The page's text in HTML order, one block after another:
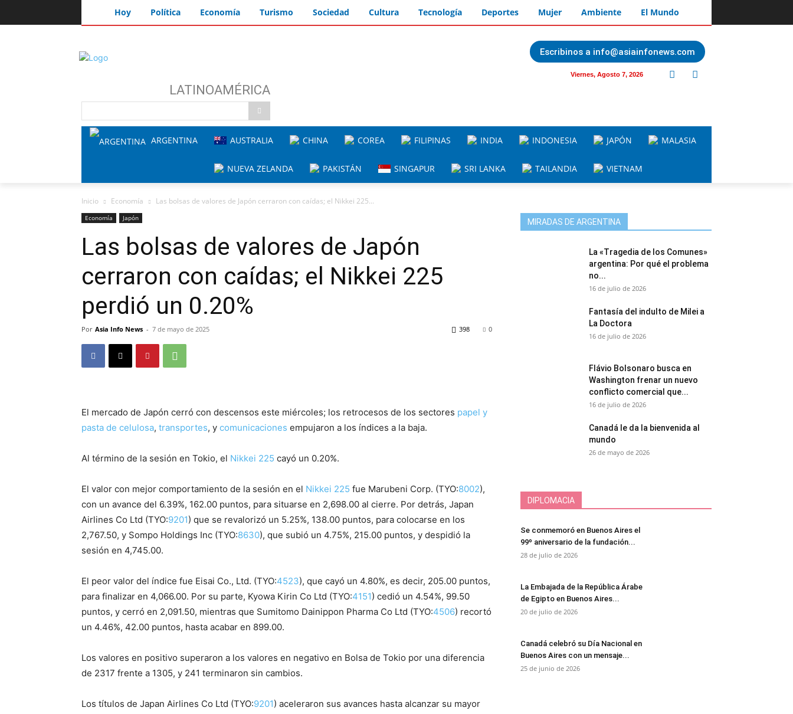
Hoy Política Economía Turismo Sociedad Cultura Tecnología Deportes Mujer Ambiente El Mundo
Escribinos a info@asiainfonews.com
Viernes, Agosto 7, 2026
LATINOAMÉRICA
ARGENTINA AUSTRALIA CHINA COREA FILIPINAS INDIA INDONESIA JAPÓN MALASIA
NUEVA ZELANDA PAKISTÁN SINGAPUR SRI LANKA TAILANDIA VIETNAM
Inicio Economía Las bolsas de valores de Japón cerraron con caídas; el Nikkei 225...
Economía Japón
Las bolsas de valores de Japón
cerraron con caídas; el Nikkei 225
perdió un 0.20%
Por Asia Info News - 7 de mayo de 2025 0
398
El mercado de Japón cerró con descensos este miércoles; los retrocesos de los sectores papel y
pasta de celulosa, transportes, y comunicaciones empujaron a los índices a la baja.
Al término de la sesión en Tokio, el Nikkei 225 cayó un 0.20%.
El valor con mejor comportamiento de la sesión en el Nikkei 225 fue Marubeni Corp. (TYO:8002),
con un avance del 6.39%, 162.00 puntos, para situarse en 2,698.00 al cierre. Por detrás, Japan
Airlines Co Ltd (TYO:9201) que se revalorizó un 5.25%, 138.00 puntos, para colocarse en los
2,767.50, y Sompo Holdings Inc (TYO:8630), que subió un 4.75%, 215.00 puntos, y despidió la
sesión en 4,745.00.
El peor valor del índice fue Eisai Co., Ltd. (TYO:4523), que cayó un 4.80%, es decir, 205.00 puntos,
para finalizar en 4,066.00. Por su parte, Kyowa Kirin Co Ltd (TYO:4151) cedió un 4.54%, 99.50
puntos, y cerró en 2,091.50, mientras que Sumitomo Dainippon Pharma Co Ltd (TYO:4506) recortó
un 4.46%, 42.00 puntos, hasta acabar en 899.00.
Los valores en positivo superaron a los valores en negativo en Bolsa de Tokio por una diferencia
de 2317 frente a 1305, y 241 terminaron sin cambios.
Los títulos de Japan Airlines Co Ltd (TYO:9201) aceleraron sus avances hasta alcanzar su mayor
MIRADAS DE ARGENTINA
La «Tragedia de los Comunes»
argentina: Por qué el problema
no...
16 de julio de 2026
Fantasía del indulto de Milei a
La Doctora
16 de julio de 2026
Flávio Bolsonaro busca en
Washington frenar un nuevo
conflicto comercial que...
16 de julio de 2026
Canadá le da la bienvenida al
mundo
26 de mayo de 2026
DIPLOMACIA
Se conmemoró en Buenos Aires el
99º aniversario de la fundación...
28 de julio de 2026
La Embajada de la República Árabe
de Egipto en Buenos Aires...
20 de julio de 2026
Canadá celebró su Día Nacional en
Buenos Aires con un mensaje...
25 de junio de 2026